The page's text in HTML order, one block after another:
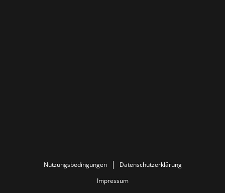
Nutzungsbedingungen
Datenschutzerklärung
Impressum